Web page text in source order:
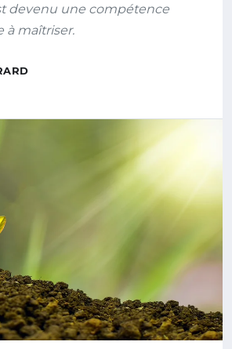
devenu une compétence
à maîtriser.